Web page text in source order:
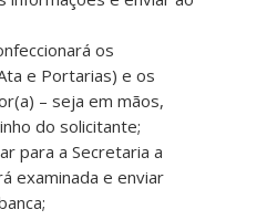
os
e Portarias) e os
– seja em mãos,
do solicitante;
para a Secretaria a
examinada e enviar